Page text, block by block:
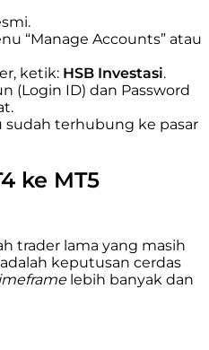
“Manage Accounts” atau
ketik: HSB Investasi.
(Login ID) dan Password
sudah terhubung ke pasar
ke MT5
trader lama yang masih
keputusan cerdas
lebih banyak dan